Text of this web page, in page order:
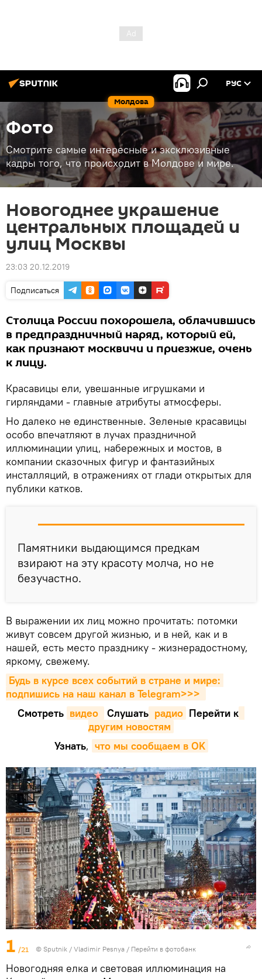
Молдова
РУС
Фото
Смотрите самые интересные и эксклюзивные
кадры того, что происходит в Молдове и мире.
Новогоднее украшение
центральных площадей и
улиц Москвы
23:03 20.12.2019
Подписаться
Столица России похорошела, облачившись
в предпраздничный наряд, который ей,
как признают москвичи и приезжие, очень
к лицу.
Красавицы ели, увешанные игрушками и
гирляндами - главные атрибуты атмосферы.
Но далеко не единственные. Зеленые красавицы
особо впечатляют в лучах праздничной
иллюминации улиц, набережных и мостов, в
компании сказочных фигур и фантазийных
инсталляций, в отражениях от глади открытых для
публики катков.
Памятники выдающимся предкам
взирают на эту красоту молча, но не
безучастно.
В выражении их лиц можно прочитать: потомки
живут совсем другой жизнью, и в ней, как и в
нашей, есть место празднику - жизнерадостному,
яркому, свежему.
Будь в курсе всех событий в стране и мире:
подпишись на наш канал в Telegram>>>
Смотреть видео Cлушать радио Перейти к
другим новостям
Узнать, что мы сообщаем в OK
1 /21 © Sputnik / Vladimir Pesnya / Перейти в фотобанк
Новогодняя елка и световая иллюминация на